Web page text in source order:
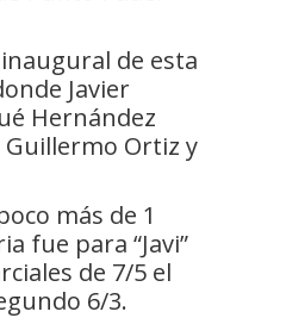
de esta
Javier
Hernández
Ortiz y
más de 1
fue para “Javi”
de 7/5 el
6/3.